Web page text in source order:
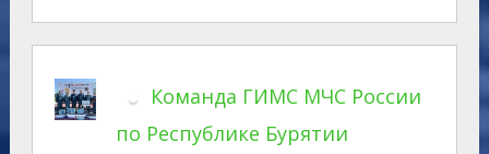
Команда ГИМС МЧС России
по Республике Бурятии